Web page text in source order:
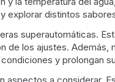
explorar distintos
superautomáticas.
de los ajustes.
y prolongan